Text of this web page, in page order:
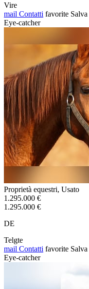
Vire
mail Contatti favorite Salva
Eye-catcher
Proprietà equestri, Usato
1.295.000 €
1.295.000 €
DE
Telgte
mail Contatti favorite Salva
Eye-catcher